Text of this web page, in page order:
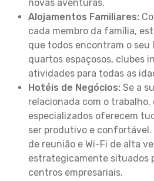
novas aventuras.
Alojamentos Familiares:
cada membro da família,
que todos encontram o seu
quartos espaçosos, clubes
atividades para todas as
Hotéis de Negócios: Se a
relacionada com o trabalho,
especializados oferecem
ser produtivo e confortável.
de reunião e Wi-Fi de alta
estrategicamente situados
centros empresariais.